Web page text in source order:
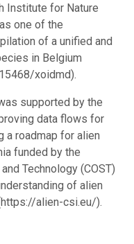
Institute for Nature
one of the
of a unified and
in Belgium
xoidmd).
supported by the
data flows for
a roadmap for alien
funded by the
Technology (COST)
of alien
alien-csi.eu/).